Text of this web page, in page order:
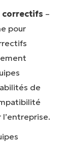
correctifs –
pour
de
l’entreprise.